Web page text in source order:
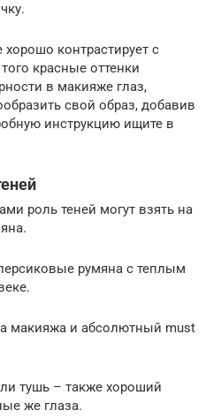
контрастирует с
красные оттенки
в макияже глаз,
свой образ, добавив
инструкцию ищите в
роль теней могут взять на
румяна с теплым
макияжа и абсолютный must
тушь – также хороший
же глаза.